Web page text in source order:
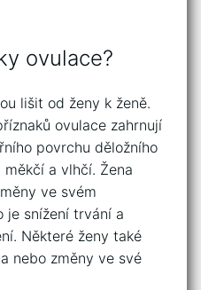
ovulace?
lišit od ženy k ženě.
ovulace zahrnují
povrchu děložního
a vlhčí. Žena
ve svém
je snížení trvání a
Některé ženy také
nebo změny ve své